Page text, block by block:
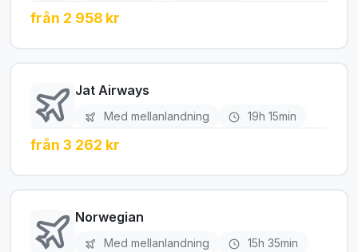
från 2 958 kr
Jat Airways
Med mellanlandning 19h 15min
från 3 262 kr
Norwegian
Med mellanlandning 15h 35min